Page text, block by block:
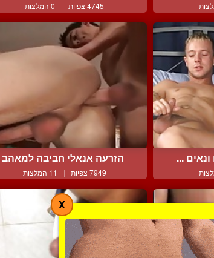
4745 צפיות | 0 המלצות
... הזרעה אנאלי חביבה למאהב
7949 צפיות | 11 המלצות
X